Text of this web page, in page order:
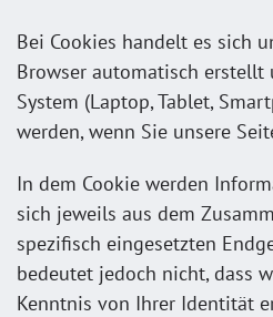
Bei Cookies handelt es sich
Browser automatisch erstellt
System (Laptop, Tablet,
werden, wenn Sie unsere
In dem Cookie werden
sich jeweils aus dem
spezifisch eingesetzten
bedeutet jedoch nicht, dass
Kenntnis von Ihrer Identität